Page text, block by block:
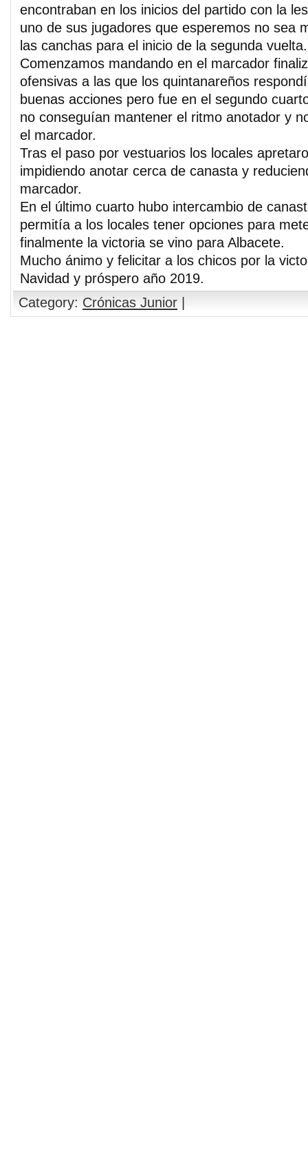
encontraban en los inicios del partido con la
uno de sus jugadores que esperemos no sea
las canchas para el inicio de la segunda vuelta.
Comenzamos mandando en el marcador
ofensivas a las que los quintanareños
buenas acciones pero fue en el segundo
no conseguían mantener el ritmo anotador y
el marcador.
Tras el paso por vestuarios los locales
impidiendo anotar cerca de canasta y
marcador.
En el último cuarto hubo intercambio de
permitía a los locales tener opciones para
finalmente la victoria se vino para Albacete.
Mucho ánimo y felicitar a los chicos por la
Navidad y próspero año 2019.
Category: Crónicas Junior |